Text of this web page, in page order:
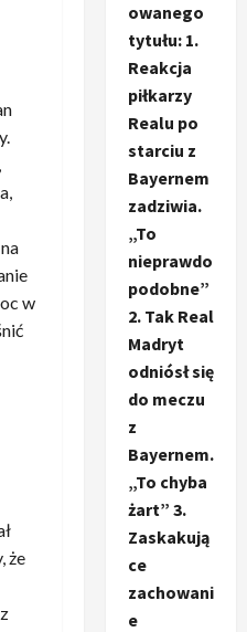
w
że
owanego
tytułu: 1.
Reakcja
piłkarzy
Realu po
starciu z
Bayernem
zadziwia.
„To
nieprawdo
podobne”
2. Tak Real
Madryt
odniósł się
do meczu
z
Bayernem.
„To chyba
żart” 3.
Zaskakują
ce
zachowani
e